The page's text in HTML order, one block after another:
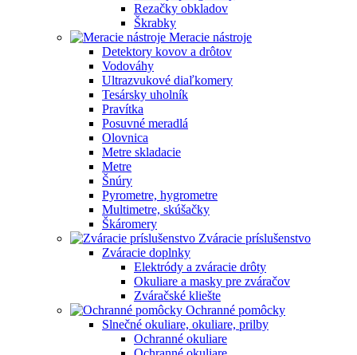
Rezačky obkladov
Škrabky
Meracie nástroje
Detektory kovov a drôtov
Vodováhy
Ultrazvukové diaľkomery
Tesársky uholník
Pravítka
Posuvné meradlá
Olovnica
Metre skladacie
Metre
Šnúry
Pyrometre, hygrometre
Multimetre, skúšačky
Škáromery
Zváracie príslušenstvo
Zváracie doplnky
Elektródy a zváracie drôty
Okuliare a masky pre zváračov
Zváračské kliešte
Ochranné pomôcky
Slnečné okuliare, okuliare, prilby
Ochranné okuliare